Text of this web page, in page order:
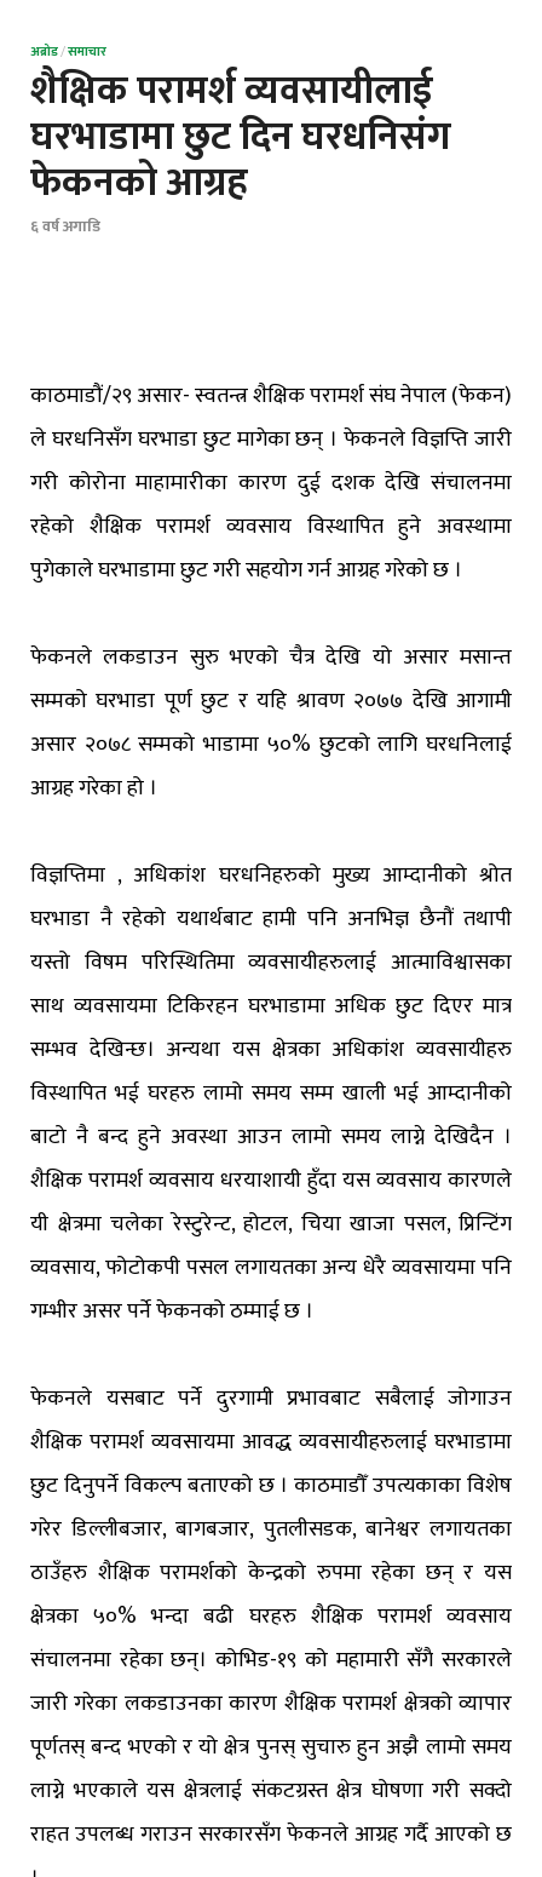
अब्रोड/समाचार
शैक्षिक परामर्श व्यवसायीलाई
घरभाडामा छुट दिन घरधनिसंग
फेकनको आग्रह
६ वर्ष अगाडि
काठमाडौं/२९ असार- स्वतन्त्र शैक्षिक परामर्श संघ नेपाल (फेकन)
ले घरधनिसँग घरभाडा छुट मागेका छन् । फेकनले विज्ञप्ति जारी
गरी कोरोना माहामारीका कारण दुई दशक देखि संचालनमा
रहेको शैक्षिक परामर्श व्यवसाय विस्थापित हुने अवस्थामा
पुगेकाले घरभाडामा छुट गरी सहयोग गर्न आग्रह गरेको छ ।
फेकनले लकडाउन सुरु भएको चैत्र देखि यो असार मसान्त
सम्मको घरभाडा पूर्ण छुट र यहि श्रावण २०७७ देखि आगामी
असार २०७८ सम्मको भाडामा ५०% छुटको लागि घरधनिलाई
आग्रह गरेका हो ।
विज्ञप्तिमा , अधिकांश घरधनिहरुको मुख्य आम्दानीको श्रोत
घरभाडा नै रहेको यथार्थबाट हामी पनि अनभिज्ञ छैनौं तथापी
यस्तो विषम परिस्थितिमा व्यवसायीहरुलाई आत्माविश्वासका
साथ व्यवसायमा टिकिरहन घरभाडामा अधिक छुट दिएर मात्र
सम्भव देखिन्छ। अन्यथा यस क्षेत्रका अधिकांश व्यवसायीहरु
विस्थापित भई घरहरु लामो समय सम्म खाली भई आम्दानीको
बाटो नै बन्द हुने अवस्था आउन लामो समय लाग्ने देखिदैन ।
शैक्षिक परामर्श व्यवसाय धरयाशायी हुँदा यस व्यवसाय कारणले
यी क्षेत्रमा चलेका रेस्टुरेन्ट, होटल, चिया खाजा पसल, प्रिन्टिंग
व्यवसाय, फोटोकपी पसल लगायतका अन्य धेरै व्यवसायमा पनि
गम्भीर असर पर्ने फेकनको ठम्माई छ ।
फेकनले यसबाट पर्ने दुरगामी प्रभावबाट सबैलाई जोगाउन
शैक्षिक परामर्श व्यवसायमा आवद्ध व्यवसायीहरुलाई घरभाडामा
छुट दिनुपर्ने विकल्प बताएको छ । काठमाडौँ उपत्यकाका विशेष
गरेर डिल्लीबजार, बागबजार, पुतलीसडक, बानेश्वर लगायतका
ठाउँहरु शैक्षिक परामर्शको केन्द्रको रुपमा रहेका छन् र यस
क्षेत्रका ५०% भन्दा बढी घरहरु शैक्षिक परामर्श व्यवसाय
संचालनमा रहेका छन्। कोभिड-१९ को महामारी सँगै सरकारले
जारी गरेका लकडाउनका कारण शैक्षिक परामर्श क्षेत्रको व्यापार
पूर्णतस् बन्द भएको र यो क्षेत्र पुनस् सुचारु हुन अझै लामो समय
लाग्ने भएकाले यस क्षेत्रलाई संकटग्रस्त क्षेत्र घोषणा गरी सक्दो
राहत उपलब्ध गराउन सरकारसँग फेकनले आग्रह गर्दै आएको छ